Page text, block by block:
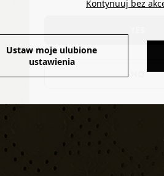
Kontynuuj bez
Ustaw moje ulubione
ustawienia